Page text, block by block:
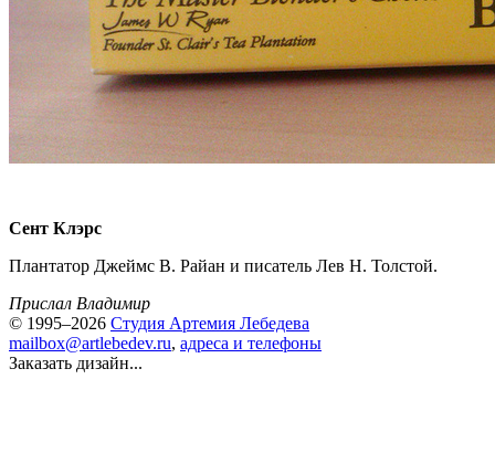
Сент Клэрс
Плантатор Джеймс В. Райан и писатель Лев Н. Толстой.
Прислал Владимир
© 1995–2026 Студия Артемия Лебедева
mailbox@artlebedev.ru, адреса и телефоны
Заказать дизайн...